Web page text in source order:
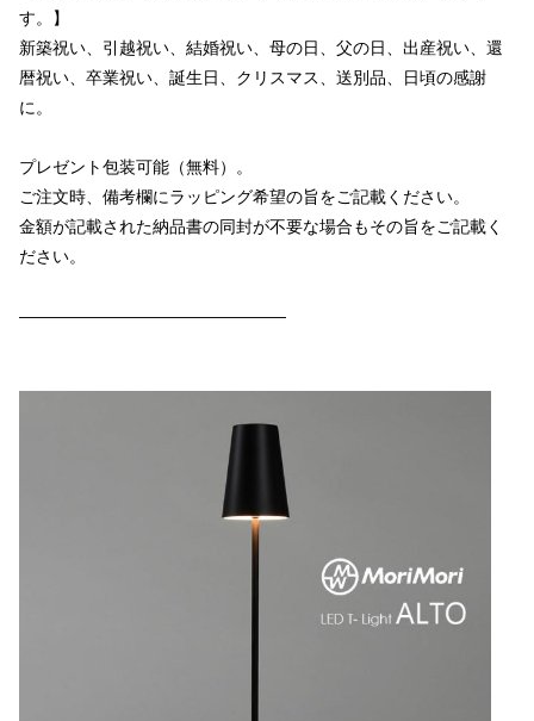
す。】
新築祝い、引越祝い、結婚祝い、母の日、父の日、出産祝い、還
暦祝い、卒業祝い、誕生日、クリスマス、送別品、日頃の感謝
に。
プレゼント包装可能（無料）。
ご注文時、備考欄にラッピング希望の旨をご記載ください。
金額が記載された納品書の同封が不要な場合もその旨をご記載く
ださい。
————————————————